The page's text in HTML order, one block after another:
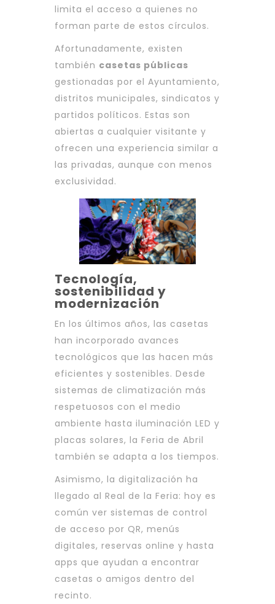
limita el acceso a quienes no
forman parte de estos círculos.
Afortunadamente, existen
también casetas públicas
gestionadas por el Ayuntamiento,
distritos municipales, sindicatos y
partidos políticos. Estas son
abiertas a cualquier visitante y
ofrecen una experiencia similar a
las privadas, aunque con menos
exclusividad.
Tecnología,
sostenibilidad y
modernización
En los últimos años, las casetas
han incorporado avances
tecnológicos que las hacen más
eficientes y sostenibles. Desde
sistemas de climatización más
respetuosos con el medio
ambiente hasta iluminación LED y
placas solares, la Feria de Abril
también se adapta a los tiempos.
Asimismo, la digitalización ha
llegado al Real de la Feria: hoy es
común ver sistemas de control
de acceso por QR, menús
digitales, reservas online y hasta
apps que ayudan a encontrar
casetas o amigos dentro del
recinto.